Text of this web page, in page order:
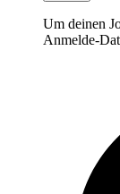
Um deinen
Anmelde-